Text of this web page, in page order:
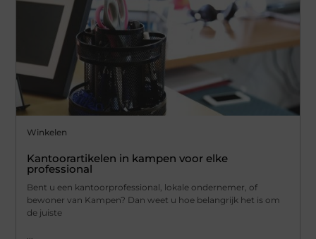
Winkelen
Kantoorartikelen in kampen voor elke
professional
Bent u een kantoorprofessional, lokale ondernemer, of
bewoner van Kampen? Dan weet u hoe belangrijk het is om
de juiste